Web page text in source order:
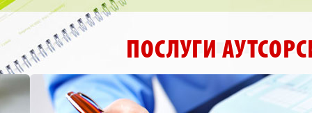
ПОСЛУГИ